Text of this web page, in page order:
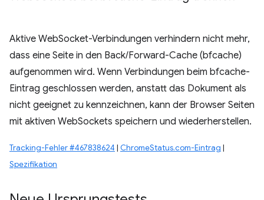
Aktive WebSocket-Verbindungen verhindern nicht mehr,
dass eine Seite in den Back/Forward-Cache (bfcache)
aufgenommen wird. Wenn Verbindungen beim bfcache-
Eintrag geschlossen werden, anstatt das Dokument als
nicht geeignet zu kennzeichnen, kann der Browser Seiten
mit aktiven WebSockets speichern und wiederherstellen.
Tracking-Fehler #467838624 | ChromeStatus.com-Eintrag |
Spezifikation